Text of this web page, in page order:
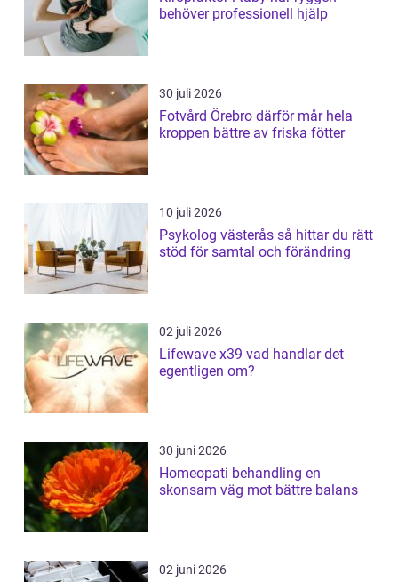
behöver professionell hjälp
30 juli 2026
Fotvård Örebro därför mår hela
kroppen bättre av friska fötter
10 juli 2026
Psykolog västerås så hittar du rätt
stöd för samtal och förändring
02 juli 2026
Lifewave x39 vad handlar det
egentligen om?
30 juni 2026
Homeopati behandling en
skonsam väg mot bättre balans
02 juni 2026